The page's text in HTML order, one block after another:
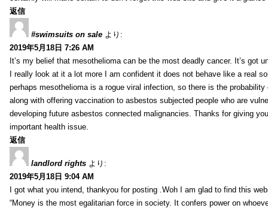
返信
#swimsuits on sale より:
2019年5月18日 7:26 AM
It’s my belief that mesothelioma can be the most deadly cancer. It’s got
I really look at it a lot more I am confident it does not behave like a real
perhaps mesothelioma is a rogue viral infection, so there is the
along with offering vaccination to asbestos subjected people who are
developing future asbestos connected malignancies. Thanks for giving
important health issue.
返信
landlord rights より:
2019年5月18日 9:04 AM
I got what you intend, thankyou for posting .Woh I am glad to find this
“Money is the most egalitarian force in society. It confers power on